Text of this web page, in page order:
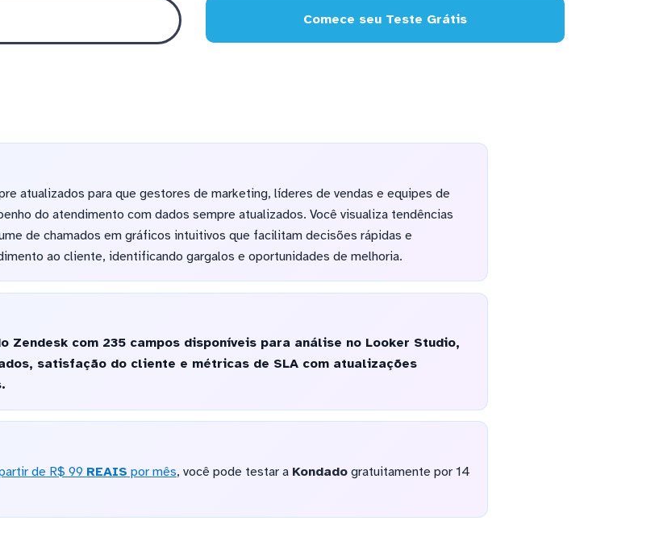
Comece seu Teste Grátis
atualizados para que gestores de marketing, líderes de vendas e equipes de
do atendimento com dados sempre atualizados. Você visualiza tendências
de chamados em gráficos intuitivos que facilitam decisões rápidas e
ao cliente, identificando gargalos e oportunidades de melhoria.
Zendesk com 235 campos disponíveis para análise no Looker Studio,
satisfação do cliente e métricas de SLA com atualizações
de R$ 99 REAIS por mês, você pode testar a Kondadogratuitamente por 14